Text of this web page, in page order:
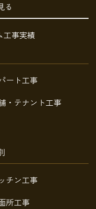
る
工事実績
ート工事
・テナント工事
チン工事
所工事